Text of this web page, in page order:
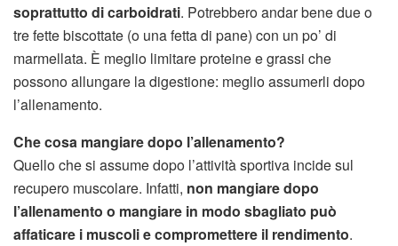
soprattutto di carboidrati. Potrebbero andar bene due o
tre fette biscottate (o una fetta di pane) con un po’ di
marmellata. È meglio limitare proteine e grassi che
possono allungare la digestione: meglio assumerli dopo
l’allenamento.
Che cosa mangiare dopo l’allenamento?
Quello che si assume dopo l’attività sportiva incide sul
recupero muscolare. Infatti, non mangiare dopo
l’allenamento o mangiare in modo sbagliato può
affaticare i muscoli e compromettere il rendimento.